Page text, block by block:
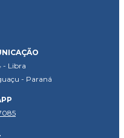
- Libra
- Paraná